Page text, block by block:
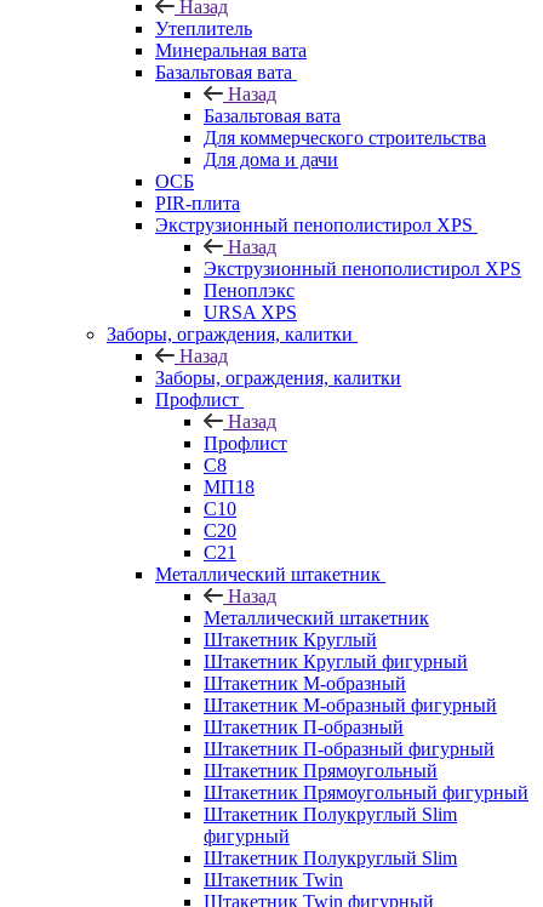
Назад
Утеплитель
Минеральная вата
Базальтовая вата
Назад
Базальтовая вата
Для коммерческого строительства
Для дома и дачи
ОСБ
PIR-плита
Экструзионный пенополистирол XPS
Назад
Экструзионный пенополистирол XPS
Пеноплэкс
URSA XPS
Заборы, ограждения, калитки
Назад
Заборы, ограждения, калитки
Профлист
Назад
Профлист
С8
МП18
С10
С20
С21
Металлический штакетник
Назад
Металлический штакетник
Штакетник Круглый
Штакетник Круглый фигурный
Штакетник М-образный
Штакетник М-образный фигурный
Штакетник П-образный
Штакетник П-образный фигурный
Штакетник Прямоугольный
Штакетник Прямоугольный фигурный
Штакетник Полукруглый Slim
фигурный
Штакетник Полукруглый Slim
Штакетник Twin
Штакетник Twin фигурный